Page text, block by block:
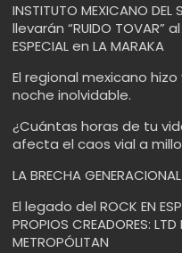
INSTITUTO MEXICANO DEL
llevarán “RUIDO TOVAR”
ESPECIAL en LA MARAKA
El regional mexicano
noche inolvidable.
¿Cuántas horas de tu
afecta el caos vial a
LA BRECHA GENERACIONAL
El legado del ROCK EN
PROPIOS CREADORES:
METROPÓLITAN